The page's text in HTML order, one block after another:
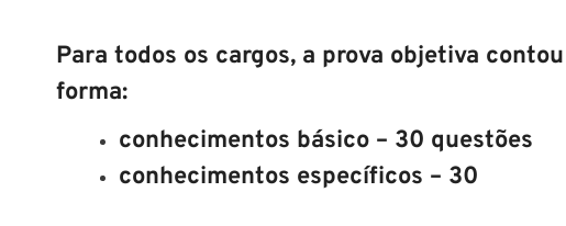
Para todos os cargos, a prova objetiva
forma:
conhecimentos básico – 30 questões
conhecimentos específicos – 30